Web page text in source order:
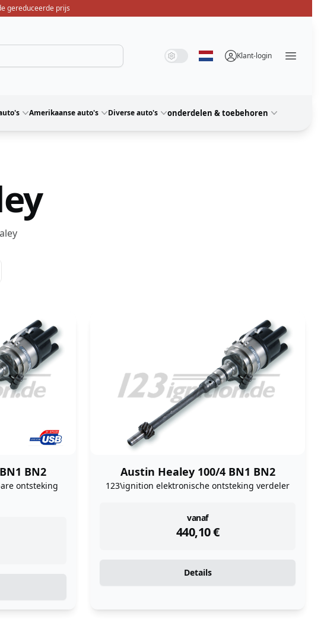
gereduceerde prijs
Systeemmodus
Lichte modus
Donkere modus
Selecteer taal
Klant-login Menü
Amerikaanse auto's Diverse auto's onderdelen & toebehoren
BN2
ontsteking
Austin Healey 100/4 BN1 BN2
123\ignition elektronische ontsteking verdeler
vanaf
440,10€
instock
Details